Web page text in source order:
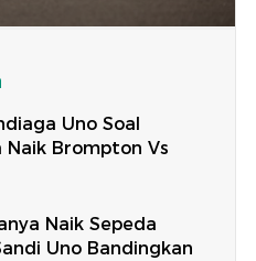
Uno Soal
Naik Brompton Vs
Naik Sepeda
Uno Bandingkan